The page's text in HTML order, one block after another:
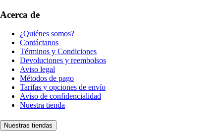
Acerca de
¿Quiénes somos?
Contáctanos
Términos y Condiciones
Devoluciones y reembolsos
Aviso legal
Métodos de pago
Tarifas y opciones de envío
Aviso de confidencialidad
Nuestra tienda
Nuestras tiendas